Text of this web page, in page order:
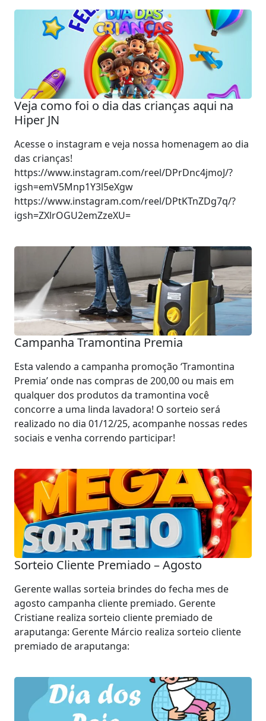
Veja como foi o dia das crianças aqui na
Hiper JN
Acesse o instagram e veja nossa homenagem ao dia
das crianças!
https://www.instagram.com/reel/DPrDnc4jmoJ/?
igsh=emV5Mnp1Y3l5eXgw
https://www.instagram.com/reel/DPtKTnZDg7q/?
igsh=ZXlrOGU2emZzeXU=
Campanha Tramontina Premia
Esta valendo a campanha promoção ‘Tramontina
Premia’ onde nas compras de 200,00 ou mais em
qualquer dos produtos da tramontina você
concorre a uma linda lavadora! O sorteio será
realizado no dia 01/12/25, acompanhe nossas redes
sociais e venha correndo participar!
Sorteio Cliente Premiado – Agosto
Gerente wallas sorteia brindes do fecha mes de
agosto campanha cliente premiado. Gerente
Cristiane realiza sorteio cliente premiado de
araputanga: Gerente Márcio realiza sorteio cliente
premiado de araputanga: